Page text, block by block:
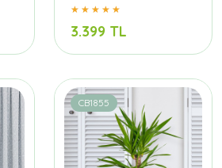
3.399 TL
CB1855